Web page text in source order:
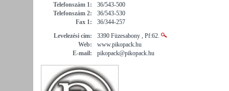
Telefonszám 1:
36/543-500
Telefonszám 2:
36/543-530
Fax 1:
36/344-257
Levelezési cím:
3390 Füzesabony , Pf:62.
Web:
www.pikopack.hu
E-mail:
pikopack@pikopack.hu